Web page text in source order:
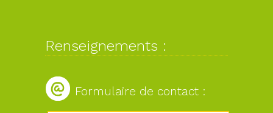
Renseignements :
Formulaire de contact :